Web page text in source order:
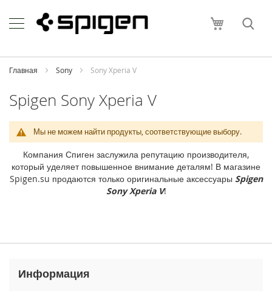
to
Content
Моя
h
o
i
P
h
e
1
M
Главная Sony Sony Xperia V
Spigen Sony Xperia V
Мы не можем найти продукты, соответствующие выбору.
Компания Спиген заслужила репутацию производителя,
который уделяет повышенное внимание деталям! В магазине
Spigen.su продаются только оригинальные аксессуары Spigen
Sony Xperia V!
Информация